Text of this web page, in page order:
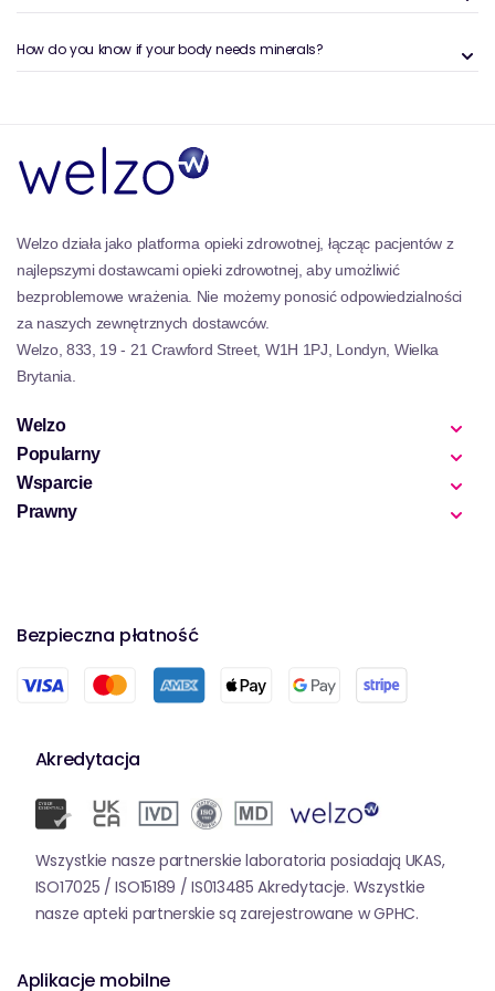
niezbędnych minerałów może znacznie zmniejszyć
Objawy niedoboru suplementu
Niedobór niezbędnych minerałów może prowadzić
do różnych problemów zdrowotnych. Typowe objawy
obejmują skurcze mięśni, zmęczenie, nieregularne
kości. Ciężkie niedobory mogą powodować bardziej
krytyczne problemy zdrowotne, takie jak
niedokrwistość (z braku żelaza) lub osteoporozę (z
niewystarczającego wapnia).
How do you know if your body needs minerals?
Welzo działa jako platforma opieki zdrowotnej, łącząc pacjentów z
najlepszymi dostawcami opieki zdrowotnej, aby umożliwić
bezproblemowe wrażenia. Nie możemy ponosić odpowiedzialności
za naszych zewnętrznych dostawców.
Welzo, 833, 19 - 21 Crawford Street, W1H 1PJ, Londyn, Wielka
Brytania.
Welzo
Popularny
Wsparcie
Prawny
Bezpieczna płatność
Akredytacja
Wszystkie nasze partnerskie laboratoria posiadają UKAS,
ISO17025 / ISO15189 / IS013485 Akredytacje. Wszystkie
nasze apteki partnerskie są zarejestrowane w GPHC.
Aplikacje mobilne